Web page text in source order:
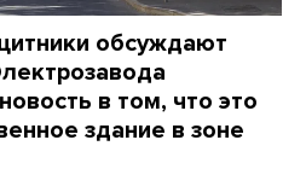
обсуждают
в том, что это
здание в зоне